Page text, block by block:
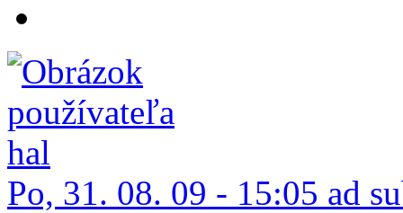
Po, 31. 08. 09 - 15:05 ad